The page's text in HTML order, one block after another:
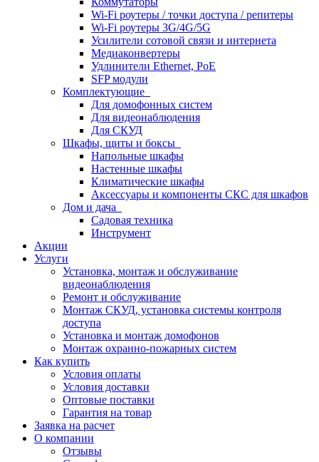
Wi-Fi роутеры / точки доступа / репитеры
Wi-Fi роутеры 3G/4G/5G
Усилители сотовой связи и интернета
Медиаконвертеры
Удлинители Ethernet, PoE
SFP модули
Комплектующие
Для домофонных систем
Для видеонаблюдения
Для СКУД
Шкафы, щиты и боксы
Напольные шкафы
Настенные шкафы
Климатические шкафы
Аксессуары и компоненты СКС для шкафов
Дом и дача
Садовая техника
Инструмент
Акции
Услуги
Установка, монтаж и обслуживание
видеонаблюдения
Ремонт и обслуживание
Монтаж СКУД, установка системы контроля
доступа
Установка и монтаж домофонов
Монтаж охранно-пожарных систем
Как купить
Условия оплаты
Условия доставки
Оптовые поставки
Гарантия на товар
Заявка на расчет
О компании
Отзывы